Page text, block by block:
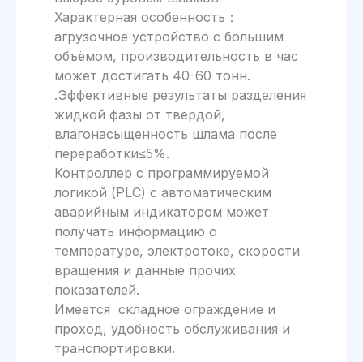
Характерная особенность：
агрузочное устройство с большим
объёмом, производительность в час
может достигать 40-60 тонн.
.Эффективные результаты разделения
жидкой фазы от твердой,
влагонасыщенность шлама после
переработки≤5%.
Контроллер с программируемой
логикой (PLC) с автоматическим
аварийным индикатором может
получать информацию о
температуре, электротоке, скорости
вращения и данные прочих
показателей.
Имеется складное ограждение и
проход, удобность обслуживания и
транспортировки.